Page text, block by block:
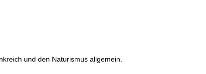
und den Naturismus allgemein.